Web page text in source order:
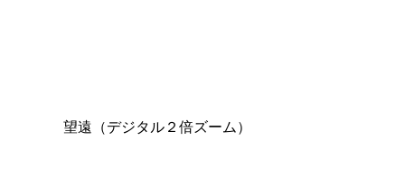
望遠（デジタル２倍ズーム）